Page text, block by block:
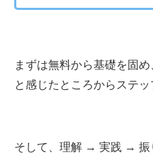
まずは無料から基礎を固
と感じたところからステ
そして、理解 → 実践 → 振